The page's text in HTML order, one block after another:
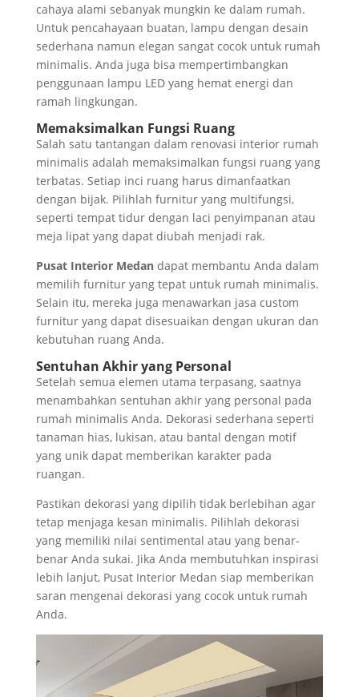
cahaya alami sebanyak mungkin ke dalam rumah.
Untuk pencahayaan buatan, lampu dengan desain
sederhana namun elegan sangat cocok untuk rumah
minimalis. Anda juga bisa mempertimbangkan
penggunaan lampu LED yang hemat energi dan
ramah lingkungan.
Memaksimalkan Fungsi Ruang
Salah satu tantangan dalam renovasi interior rumah
minimalis adalah memaksimalkan fungsi ruang yang
terbatas. Setiap inci ruang harus dimanfaatkan
dengan bijak. Pilihlah furnitur yang multifungsi,
seperti tempat tidur dengan laci penyimpanan atau
meja lipat yang dapat diubah menjadi rak.
Pusat Interior Medandapat membantu Anda dalam
memilih furnitur yang tepat untuk rumah minimalis.
Selain itu, mereka juga menawarkan jasa custom
furnitur yang dapat disesuaikan dengan ukuran dan
kebutuhan ruang Anda.
Sentuhan Akhir yang Personal
Setelah semua elemen utama terpasang, saatnya
menambahkan sentuhan akhir yang personal pada
rumah minimalis Anda. Dekorasi sederhana seperti
tanaman hias, lukisan, atau bantal dengan motif
yang unik dapat memberikan karakter pada
ruangan.
Pastikan dekorasi yang dipilih tidak berlebihan agar
tetap menjaga kesan minimalis. Pilihlah dekorasi
yang memiliki nilai sentimental atau yang benar-
benar Anda sukai. Jika Anda membutuhkan inspirasi
lebih lanjut, Pusat Interior Medan siap memberikan
saran mengenai dekorasi yang cocok untuk rumah
Anda.